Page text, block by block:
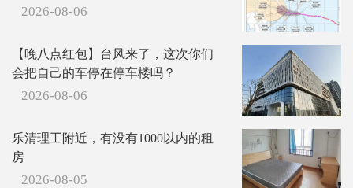
2026-08-06
【晚八点红包】台风来了，这次你们
会把自己的车停在停车楼吗？
2026-08-06
乐清理工附近，有没有1000以内的租
房
2026-08-05